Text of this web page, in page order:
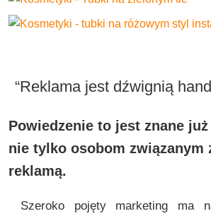
“Reklama jest dźwignią
Powiedzenie to jest znane
nie tylko osobom związanym
reklamą.
Szeroko pojęty marketing ma